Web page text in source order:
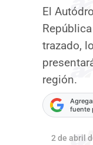
El
trazado,
región.
fuente
2 de abril